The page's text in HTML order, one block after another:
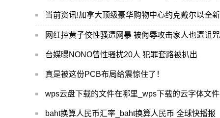
当前资讯!加拿大顶级豪华购物中心约克戴尔以全
网红控黄子佼性骚遭网暴 被侮辱攻击家人也遭诅
台媒曝NONO曾性骚扰20人 犯罪套路被扒出
真是被这份PCB布局给震惊住了！
wps云盘下载的文件在哪里_wps下载的云字体文
baht换算人民币汇率_baht换算人民币 全球快播报